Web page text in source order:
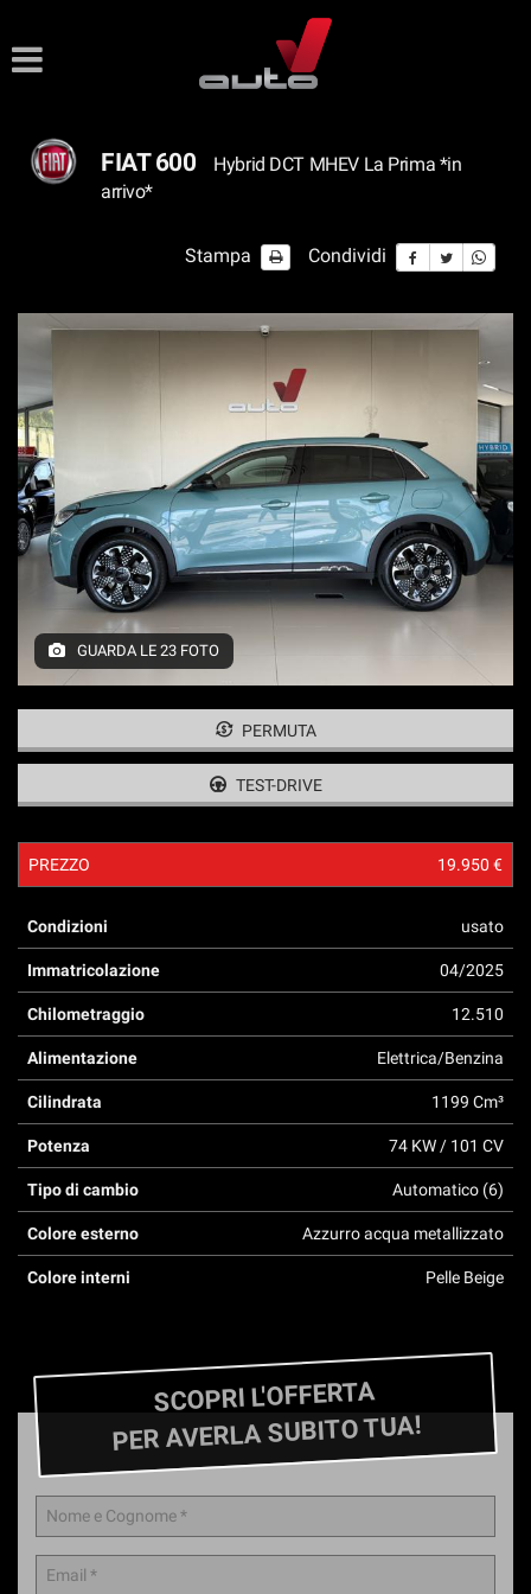
FIAT 600
Hybrid DCT MHEV La Prima *in
arrivo*
Stampa Condividi
GUARDA LE 23 FOTO
PERMUTA
TEST-DRIVE
PREZZO 19.950 €
Condizioni usato
Immatricolazione 04/2025
Chilometraggio 12.510
Alimentazione Elettrica/Benzina
Cilindrata 1199 Cm³
Potenza 74 KW / 101 CV
Tipo di cambio Automatico (6)
Colore esterno Azzurro acqua metallizzato
Colore interni Pelle Beige
SCOPRI L'OFFERTA
PER AVERLA SUBITO TUA!
tue
consenso
Il
esprimere
preferenze
di
consenso
alle
tecnologie
di
tracciamento
che
adottiamo
offrire
le
funzionalità
e
le
di
descritte.
Per
maggiori
sull'utilità
e
sul
funzionamento
di
questi
strumenti
tracciamento
si
rimanda
alla
cookie
policy.
modificare
le
tue
scelte
in
momento.